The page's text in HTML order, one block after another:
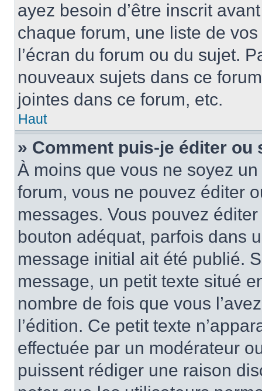
ayez besoin d’être inscrit
chaque forum, une liste de
l’écran du forum ou du sujet.
nouveaux sujets dans ce
jointes dans ce forum, etc.
Haut
» Comment puis-je éditer
À moins que vous ne soyez
forum, vous ne pouvez éditer
messages. Vous pouvez
bouton adéquat, parfois dans
message initial ait été publié.
message, un petit texte situé
nombre de fois que vous
l’édition. Ce petit texte
effectuée par un modérateur
puissent rédiger une raison